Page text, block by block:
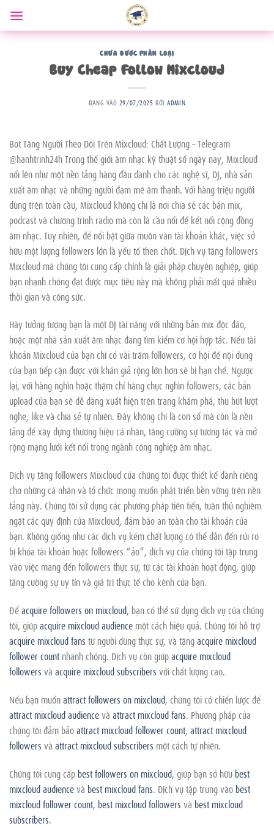
qua
nội
CHƯA ĐƯỢC PHÂN LOẠI
Buy Cheap Follow Mixcloud
ĐĂNG VÀO 29/07/2025 BỞIADMIN
Bot Tăng Người Theo Dõi Trên Mixcloud: Chất Lượng – Telegram
@hanhtrinh24h Trong thế giới âm nhạc kỹ thuật số ngày nay, Mixcloud
nổi lên như một nền tảng hàng đầu dành cho các nghệ sĩ, DJ, nhà sản
xuất âm nhạc và những người đam mê âm thanh. Với hàng triệu người
dùng trên toàn cầu, Mixcloud không chỉ là nơi chia sẻ các bản mix,
podcast và chương trình radio mà còn là cầu nối để kết nối cộng đồng
âm nhạc. Tuy nhiên, để nổi bật giữa muôn vàn tài khoản khác, việc sở
hữu một lượng followers lớn là yếu tố then chốt. Dịch vụ tăng followers
Mixcloud mà chúng tôi cung cấp chính là giải pháp chuyên nghiệp, giúp
bạn nhanh chóng đạt được mục tiêu này mà không phải mất quá nhiều
thời gian và công sức.
Hãy tưởng tượng bạn là một DJ tài năng với những bản mix độc đáo,
hoặc một nhà sản xuất âm nhạc đang tìm kiếm cơ hội hợp tác. Nếu tài
khoản Mixcloud của bạn chỉ có vài trăm followers, cơ hội để nội dung
của bạn tiếp cận được với khán giả rộng lớn hơn sẽ bị hạn chế. Ngược
lại, với hàng nghìn hoặc thậm chí hàng chục nghìn followers, các bản
upload của bạn sẽ dễ dàng xuất hiện trên trang khám phá, thu hút lượt
nghe, like và chia sẻ tự nhiên. Đây không chỉ là con số mà còn là nền
tảng để xây dựng thương hiệu cá nhân, tăng cường sự tương tác và mở
rộng mạng lưới kết nối trong ngành công nghiệp âm nhạc.
Dịch vụ tăng followers Mixcloud của chúng tôi được thiết kế dành riêng
cho những cá nhân và tổ chức mong muốn phát triển bền vững trên nền
tảng này. Chúng tôi sử dụng các phương pháp tiên tiến, tuân thủ nghiêm
ngặt các quy định của Mixcloud, đảm bảo an toàn cho tài khoản của
bạn. Không giống như các dịch vụ kém chất lượng có thể dẫn đến rủi ro
bị khóa tài khoản hoặc followers “ảo”, dịch vụ của chúng tôi tập trung
vào việc mang đến followers thực sự, từ các tài khoản hoạt động, giúp
tăng cường sự uy tín và giá trị thực tế cho kênh của bạn.
Đểacquire followers on mixcloud, bạn có thể sử dụng dịch vụ của chúng
tôi, giúpacquire mixcloud audience một cách hiệu quả. Chúng tôi hỗ trợ
acquire mixcloud fans từ người dùng thực sự, và tăngacquire mixcloud
follower count nhanh chóng. Dịch vụ còn giúpacquire mixcloud
followers và acquire mixcloud subscribers với chất lượng cao.
Nếu bạn muốnattract followers on mixcloud, chúng tôi có chiến lược để
attract mixcloud audiencevà attract mixcloud fans. Phương pháp của
chúng tôi đảm bảoattract mixcloud follower count, attract mixcloud
followers và attract mixcloud subscribers một cách tự nhiên.
Chúng tôi cung cấp best followers on mixcloud, giúp bạn sở hữu best
mixcloud audiencevà best mixcloud fans. Dịch vụ tập trung vào best
mixcloud follower count, best mixcloud followers và best mixcloud
subscribers.